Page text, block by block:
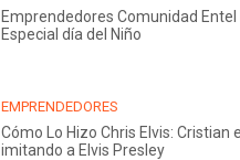
Emprendedores Comunidad Entel
Especial día del Niño
EMPRENDEDORES
Cómo Lo Hizo Chris Elvis: Cristian
imitando a Elvis Presley